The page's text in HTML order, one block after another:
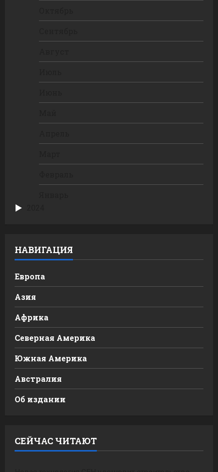
НАВИГАЦИЯ
Европа
Азия
Африка
Северная Америка
Южная Америка
Австралия
Об издании
СЕЙЧАС ЧИТАЮТ